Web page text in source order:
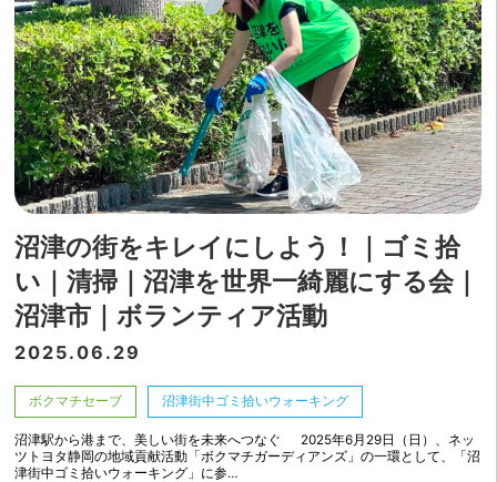
沼津の街をキレイにしよう！｜ゴミ拾
い｜清掃｜沼津を世界一綺麗にする会｜
沼津市｜ボランティア活動
2025.06.29
ボクマチセーブ 沼津街中ゴミ拾いウォーキング
沼津駅から港まで、美しい街を未来へつなぐ 2025年6月29日（日）、ネッ
ツトヨタ静岡の地域貢献活動「ボクマチガーディアンズ」の一環として、「沼
津街中ゴミ拾いウォーキング」に参…